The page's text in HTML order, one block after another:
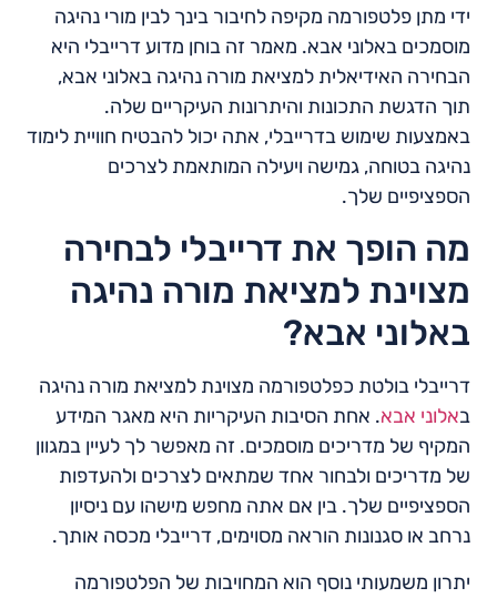
ידי מתן פלטפורמה מקיפה לחיבור בינך לבין מורי נהיגה
מוסמכים באלוני אבא. מאמר זה בוחן מדוע דרייבלי היא
הבחירה האידיאלית למציאת מורה נהיגה באלוני אבא,
תוך הדגשת התכונות והיתרונות העיקריים שלה.
באמצעות שימוש בדרייבלי, אתה יכול להבטיח חוויית לימוד
נהיגה בטוחה, גמישה ויעילה המותאמת לצרכים
הספציפיים שלך.
מה הופך את דרייבלי לבחירה
מצוינת למציאת מורה נהיגה
באלוני אבא?
דרייבלי בולטת כפלטפורמה מצוינת למציאת מורה נהיגה
באלוני אבא. אחת הסיבות העיקריות היא מאגר המידע
המקיף של מדריכים מוסמכים. זה מאפשר לך לעיין במגוון
של מדריכים ולבחור אחד שמתאים לצרכים ולהעדפות
הספציפיים שלך. בין אם אתה מחפש מישהו עם ניסיון
נרחב או סגנונות הוראה מסוימים, דרייבלי מכסה אותך.
יתרון משמעותי נוסף הוא המחויבות של הפלטפורמה